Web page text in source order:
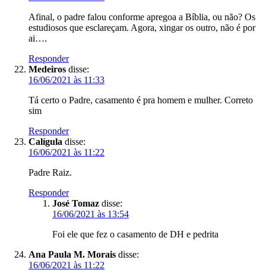
Afinal, o padre falou conforme apregoa a Bíblia, ou não? Os
estudiosos que esclareçam. Agora, xingar os outro, não é por
ai….
Responder
Medeiros disse:
16/06/2021 às 11:33
Tá certo o Padre, casamento é pra homem e mulher. Correto
sim
Responder
Calígula disse:
16/06/2021 às 11:22
Padre Raiz.
Responder
José Tomaz disse:
16/06/2021 às 13:54
Foi ele que fez o casamento de DH e pedrita
Ana Paula M. Morais disse:
16/06/2021 às 11:22